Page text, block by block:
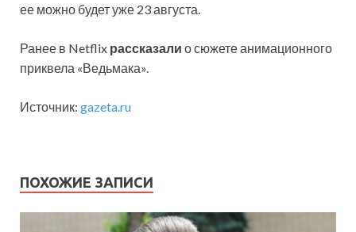
ее можно будет уже 23 августа.
Ранее в Netflix рассказали о сюжете анимационного
приквела «Ведьмака».
Источник: gazeta.ru
ПОХОЖИЕ ЗАПИСИ